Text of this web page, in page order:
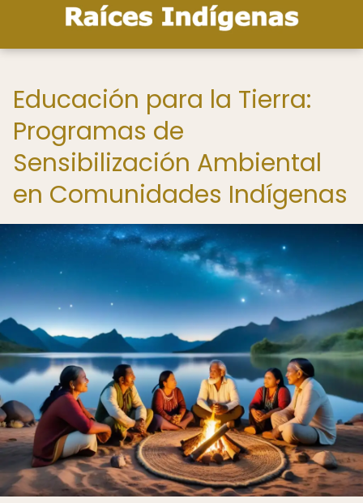
Educación para la Tierra:
Programas de
Sensibilización Ambiental
en Comunidades Indígenas